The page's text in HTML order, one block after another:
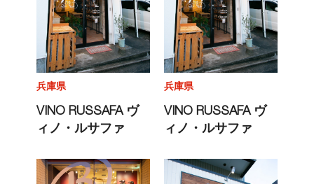
兵庫県
VINO RUSSAFA ヴ
ィノ・ルサファ
兵庫県
VINO RUSSAFA ヴ
ィノ・ルサファ